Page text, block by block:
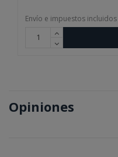
Envío e impuestos incluidos
Opiniones